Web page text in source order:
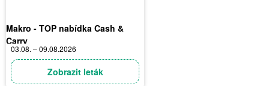
Makro - TOP nabídka Cash &
Carry
03.08. – 09.08.2026
Zobrazit leták